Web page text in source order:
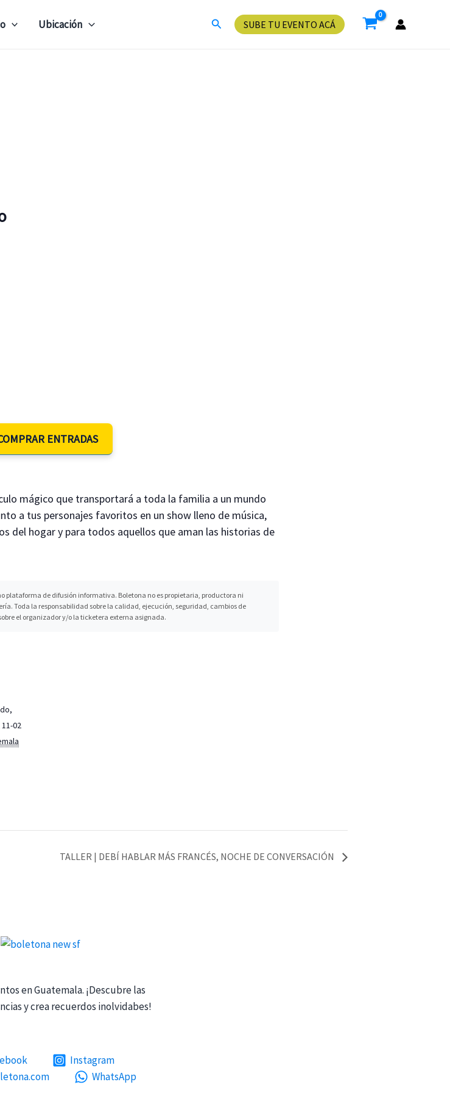
Ubicación Buscar SUBE TU EVENTO ACÁ
ENTRADAS
mágico que transportará a toda la familia a un mundo
a tus personajes favoritos en un show lleno de música,
del hogar y para todos aquellos que aman las historias de
plataforma de difusión informativa. Boletona no es propietaria, productora ni
Toda la responsabilidad sobre la calidad, ejecución, seguridad, cambios de
el organizador y/o la ticketera externa asignada.
02
TALLER | DEBÍ HABLAR MÁS FRANCÉS, NOCHE DE CONVERSACIÓN
en Guatemala. ¡Descubre las
y crea recuerdos inolvidabes!
Instagram
WhatsApp